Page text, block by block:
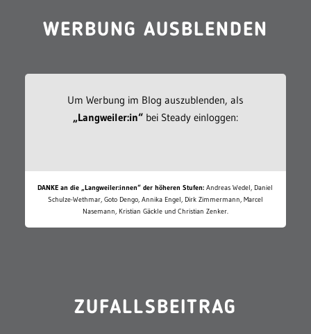
WERBUNG AUSBLENDEN
Um Werbung im Blog auszublenden, als
„Langweiler:in“bei Steady einloggen:
DANKE an die „Langweiler:innen“ der höheren Stufen: Andreas Wedel, Daniel
Schulze-Wethmar, Goto Dengo, Annika Engel, Dirk Zimmermann, Marcel
Nasemann, Kristian Gäckle und Christian Zenker.
ZUFALLSBEITRAG